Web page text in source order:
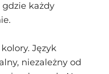
każdy
Język
niezależny od